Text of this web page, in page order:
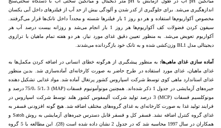
اندازه‎گیری می‌شد. برای جلوگیری از کدر شدن و آلودگی بیش ‌از حد آب از فیلترهای داخل آبی یکسان
مخصوص آکواریوم‌ها استفاده و هر دو روز 1 بار فیلترها شسته و مجدداً داخل تانک‌ها قرار می‌گرفتند.
سیفون کردن فضولات کف آکواریوم‌ها هر روز 1 بار انجام می‌شد و روزانه بیست درصد آب هر
آکواریوم تعویض می‌شد. به ‌منظور تعیین دقیق غذای مورد نیاز، هر دو هفته تمام ماهیان با ترازوی
دیجیتالی مدل BL1 وزن‌کشی شده و به تانک خود بازگردانده می‌شدند.
آماده سازی غذای ماهی‌ها: به منظور پیشگیری از هرگونه خطای انسانی در اضافه کردن مکمل‌ها به
غذای ماهیان، غذای مورد استفاده در طرح حاضر به صورت کارخانه‌ای آماده‌سازی شد. بدین منظور
غذای استاندارد ماهی کوی توسط شرکت اسپاروس کشور پرتغال آماده شد. مواد غذایی تشکیل دهنده
جیره‌های آزمایشی در جدول 1 ذکر شده‌اند. همچنین مونوآمونیوم فسفات (MAP) 75/0، 5/1، 3 درصد و
مونوکلسیم فسفات (MCP) 3 درصد تولید شرکت آلیمفوس کشور هلند توسط شرکت اسپاروس در
فرایند تولید غذا به صورت کارخانه‌ای به غذای گروه‌های مختلف اضافه شد. هیچ گونه افزودنی فسفر به
غذای گروه کنترل اضافه نشد. فسفر کل و فسفر قابل دسترس جیره‌های آزمایشی به روش Satoh و
همکاران در سال 1997 محاسبه شد که در جدول 2 نشان داده شده است (28). این مطالعه با 5 گروه